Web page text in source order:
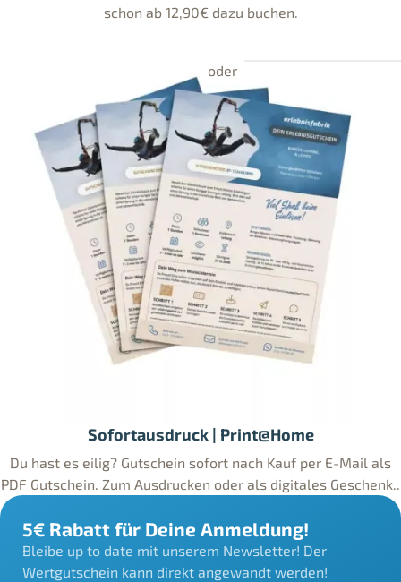
schon ab 12,90€ dazu buchen.
Sofortausdruck | Print@Home
Du hast es eilig? Gutschein sofort nach Kauf per E-Mail als
PDF Gutschein. Zum Ausdrucken oder als digitales Geschenk..
5€ Rabatt für Deine Anmeldung!
Bleibe up to date mit unserem Newsletter! Der
Wertgutschein kann direkt angewandt werden!